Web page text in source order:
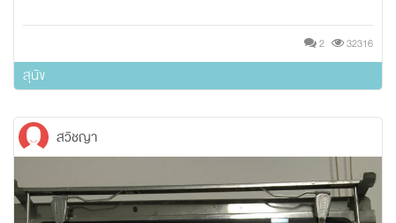
2 32316
สุนัข
สวิชญา